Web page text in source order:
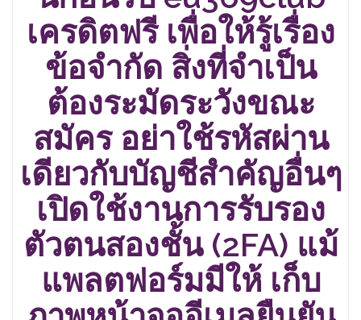
เครดิตฟรี เพื่อให้รู้เรื่อง
ข้อจำกัด สิ่งที่จำเป็น
ต้องระมัดระวังขณะ
สมัคร อย่าใช้รหัสผ่าน
เดียวกับบัญชีสำคัญอื่นๆ
เปิดใช้งานการรับรอง
ตัวตนสองชั้น (2FA) แม้
แพลตฟอร์มมีให้ เก็บ